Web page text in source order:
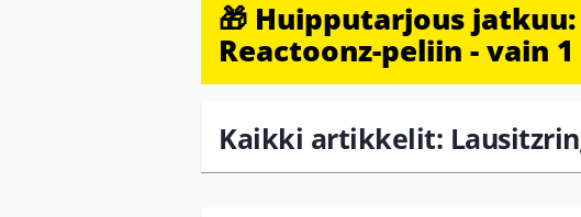
🎁 Huipputarjous
Reactoonz-peliin - vain
Kaikki artikkelit: